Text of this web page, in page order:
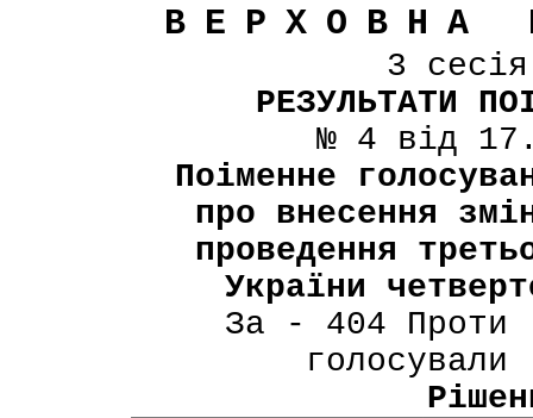
ВЕРХОВНА
3
РЕЗУЛЬТАТИ
№ 4 від
Поіменне
про внесення
проведення
України
За - 404 Проти